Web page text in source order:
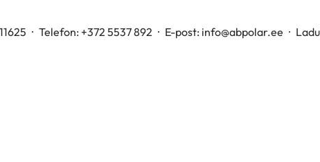
Telefon: +372 5537 892 E-post: info@abpolar.ee